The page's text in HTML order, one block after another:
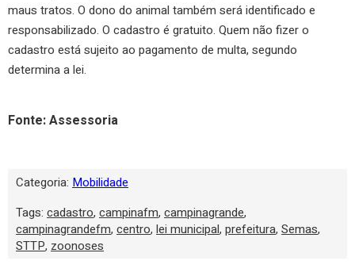
maus tratos. O dono do animal também será identificado e
responsabilizado. O cadastro é gratuito. Quem não fizer o
cadastro está sujeito ao pagamento de multa, segundo
determina a lei.
Fonte: Assessoria
Categoria: Mobilidade
Tags: cadastro, campinafm, campinagrande,
campinagrandefm, centro, lei municipal, prefeitura, Semas,
STTP, zoonoses